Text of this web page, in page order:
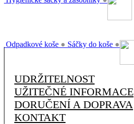
Odpadkové koše ● Sáčky do koše ●
UDRŽITELNOST
UŽITEČNÉ INFORMACE
DORUČENÍ A DOPRAVA
KONTAKT